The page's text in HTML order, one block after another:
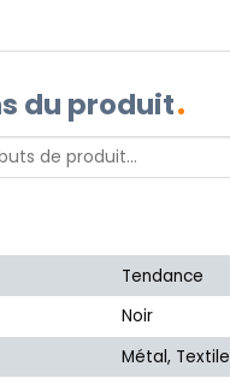
du produit
Tendance
Noir
Métal, Textile